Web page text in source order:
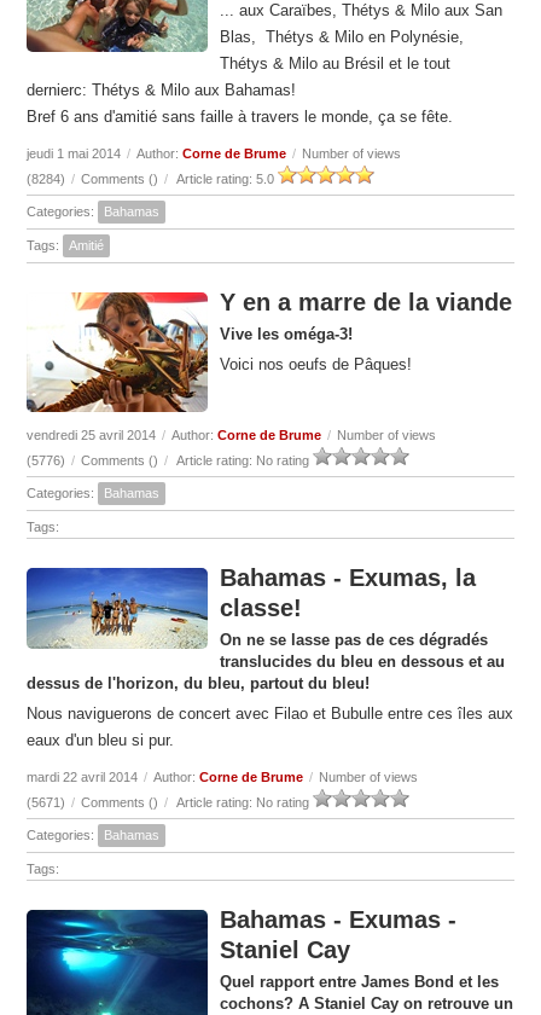
...aux Caraïbes, Thétys & Milo aux San
Blas, Thétys & Milo en Polynésie,
Thétys & Milo au Brésil et le tout
dernierc: Thétys & Milo aux Bahamas!
Bref 6 ans d'amitié sans faille à travers le monde, ça se fête.
jeudi 1 mai 2014 / Author:Corne de Brume / Number of views
(8284) / Comments () / Article rating: 5.0
Categories: Bahamas
Tags: Amitié
Y en a marre de la viande
Vive les oméga-3!
Voici nos oeufs de Pâques!
vendredi 25 avril 2014 / Author:Corne de Brume / Number of views
(5776) / Comments () / Article rating: No rating
Categories: Bahamas
Tags:
Bahamas - Exumas, la
classe!
On ne se lasse pas de ces dégradés
translucides du bleu en dessous et au
dessus de l'horizon, du bleu, partout du bleu!
Nous naviguerons de concert avec Filao et Bubulle entre ces îles aux
eaux d'un bleu si pur.
mardi 22 avril 2014 / Author:Corne de Brume / Number of views
(5671) / Comments () / Article rating: No rating
Categories: Bahamas
Tags:
Bahamas - Exumas -
Staniel Cay
Quel rapport entre James Bond et les
cochons? A Staniel Cay on retrouve un